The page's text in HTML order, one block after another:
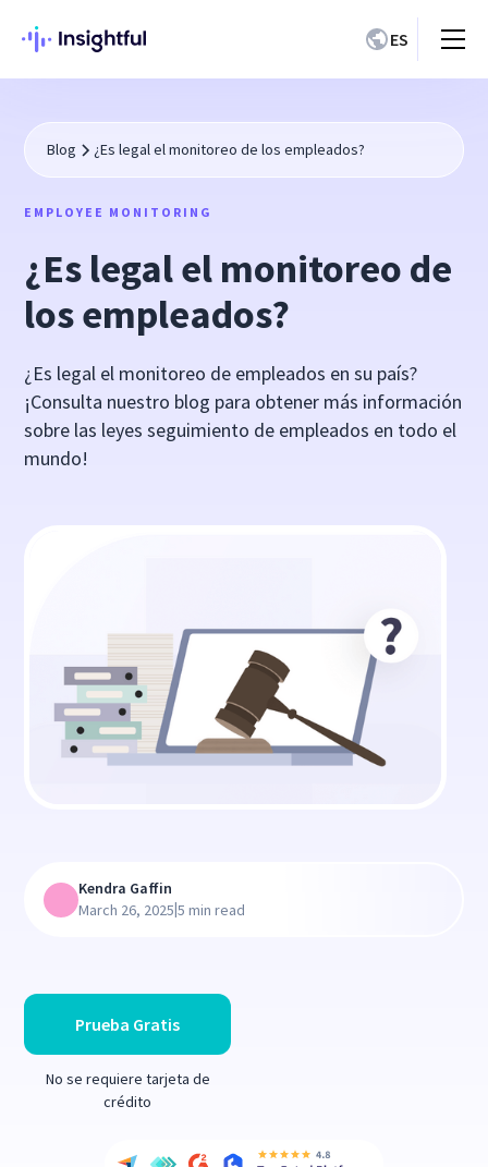
ES
Blog ¿Es legal el monitoreo de los empleados?
EMPLOYEE MONITORING
¿Es legal el monitoreo de
los empleados?
¿Es legal el monitoreo de empleados en su país?
¡Consulta nuestro blog para obtener más información
sobre las leyes seguimiento de empleados en todo el
mundo!
Prueba Gratis
No se requiere tarjeta de
crédito
Kendra Gaffin
March 26, 2025|5 min read